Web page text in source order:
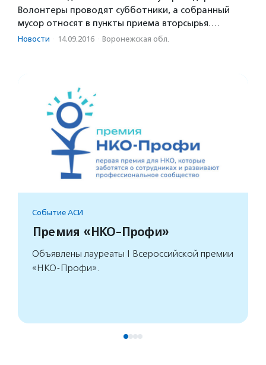
Волонтеры проводят субботники, а собранный
мусор относят в пункты приема вторсырья.…
Новости · 14.09.2016 · Воронежская обл.
Событие АСИ
Премия «НКО-Профи»
Объявлены лауреаты I Всероссийской премии
«НКО-Профи».